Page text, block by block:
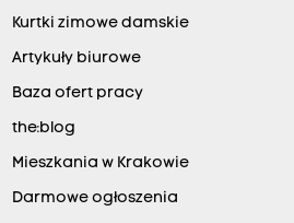
Kurtki zimowe damskie
Artykuły biurowe
Baza ofert pracy
the:blog
Mieszkania w Krakowie
Darmowe ogłoszenia